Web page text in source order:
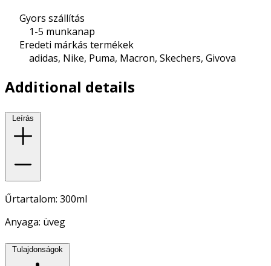
Gyors szállítás
1-5 munkanap
Eredeti márkás termékek
adidas, Nike, Puma, Macron, Skechers, Givova
Additional details
Leírás
Űrtartalom: 300ml
Anyaga: üveg
Tulajdonságok